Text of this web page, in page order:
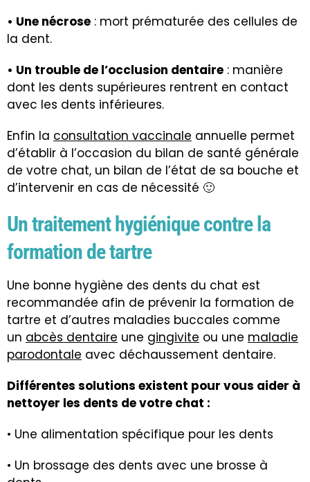
• Une nécrose : mort prématurée des cellules de
la dent.
• Un trouble de l’occlusion dentaire : manière
dont les dents supérieures rentrent en contact
avec les dents inférieures.
Enfin la consultation vaccinale annuelle permet
d’établir à l’occasion du bilan de santé générale
de votre chat, un bilan de l’état de sa bouche et
d’intervenir en cas de nécessité 🙂
Un traitement hygiénique contre la
formation de tartre
Une bonne hygiène des dents du chat est
recommandée afin de prévenir la formation de
tartre et d’autres maladies buccales comme
un abcès dentaire une gingivite ou une maladie
parodontale avec déchaussement dentaire.
Différentes solutions existent pour vous aider à
nettoyer les dents de votre chat :
• Une alimentation spécifique pour les dents
• Un brossage des dents avec une brosse à